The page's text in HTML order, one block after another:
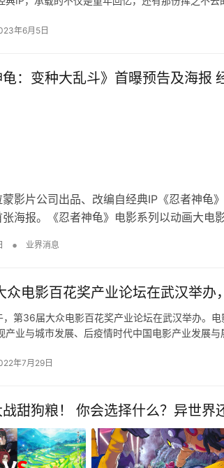
年6月5日
龟：变种大乱斗》首曝预告及海报
影片公司出品、改编自经典IP《忍者神龟
海报。《忍者神龟》电影系列以动画大电
• 业界消息
众电影百花奖产业论坛在武汉举办
第36届大众电影百花奖产业论坛在武汉举办。
产业与城市发展、后疫情时代中国电影产业发展
年7月29日
甜狗粮！ 你会选择什么？异世界